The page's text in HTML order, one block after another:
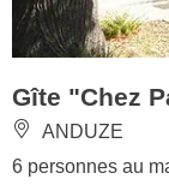
Gîte "Chez
ANDUZE
6 personnes au